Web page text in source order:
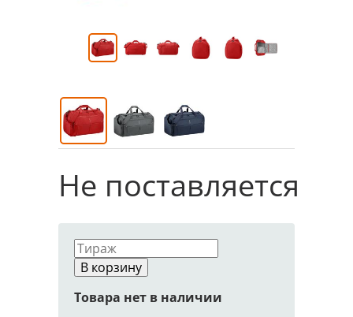
Не поставляется
В корзину
Товара нет в наличии